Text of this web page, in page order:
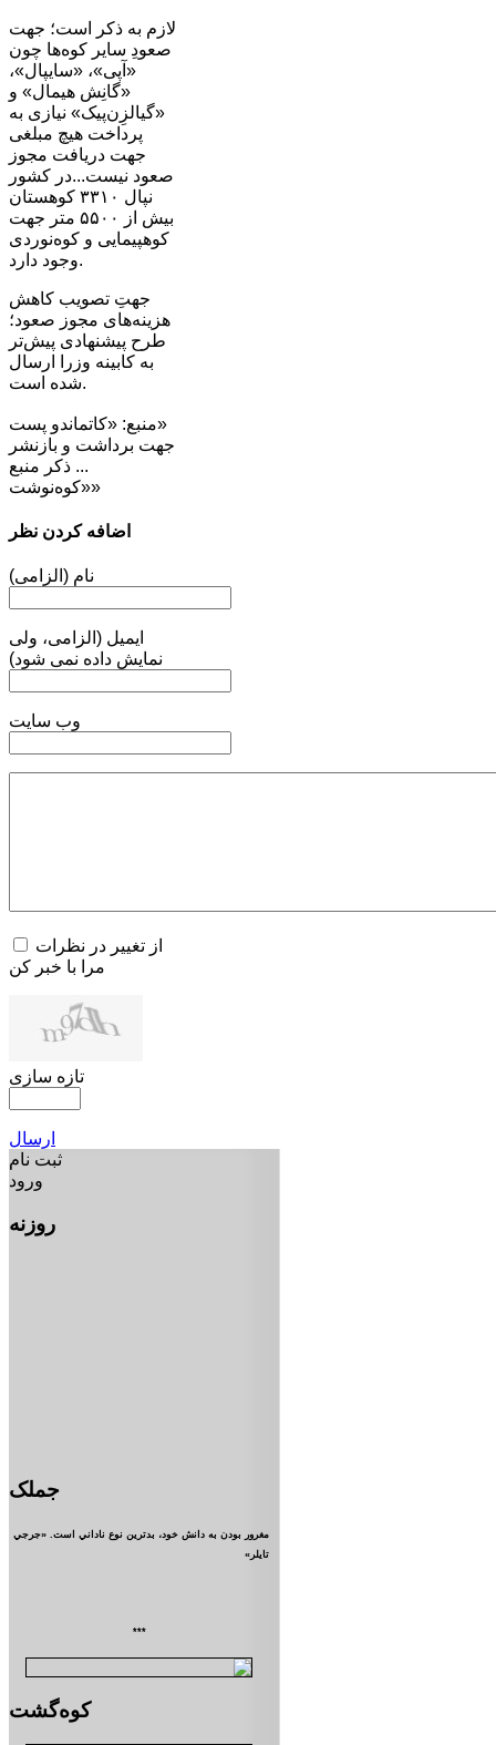
لازم به ذکر است؛ جهت
صعودِ سایر کوه‌ها چون
«آپی»، «سایپال»،
«گانِش هیمال» و
«گیالزِن‌پیک» نیازی به
پرداخت هیچ مبلغی
جهت دریافت مجوز
صعود نیست...در کشور
نپال ۳۳۱۰ کوهستان
بیش از ۵۵۰۰ متر جهت
کوهپیمایی و کوه‌نوردی
وجود دارد.
جهتِ تصویب کاهش
هزینه‌های مجوز صعود؛
طرح پیشنهادی ‌پیش‌تر
به کابینه وزرا ارسال
شده است.
منبع: «کاتماندو پست»
جهت برداشت و بازنشر
... ذکر منبع
«کوه‌نوشت»
اضافه کردن نظر
نام (الزامی)
ایمیل (الزامی، ولی
نمایش داده نمی شود)
وب سایت
از تغییر در نظرات
مرا با خبر کن
تازه سازی
ارسال
ثبت نام
ورود
روزنه
جملک
مغرور بودن به دانش خود، بدترين نوع ناداني است. «جرجي
تايلر»
***
کوه‌گشت